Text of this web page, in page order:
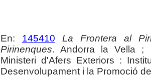
En: 145410
La Frontera al
Pirinenques. Andorra la Vella ;
Ministeri d'Afers Exteriors :
Desenvolupament i la Promoció